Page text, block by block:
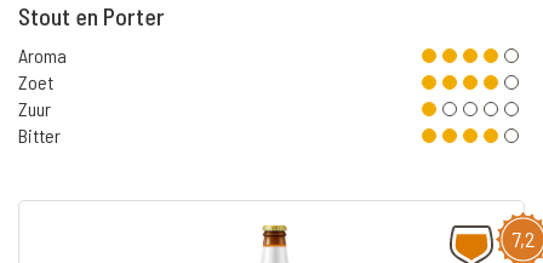
Stout en Porter
Aroma
Zoet
Zuur
Bitter
7,2